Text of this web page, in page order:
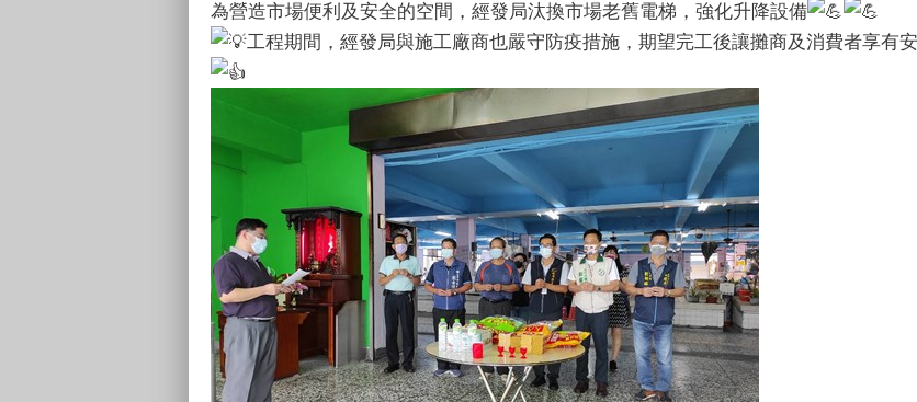
為營造市場便利及安全的空間，經發局汰換市場老舊電梯，強化升降設備
工程期間，經發局與施工廠商也嚴守防疫措施，期望完工後讓攤商及消費者享有